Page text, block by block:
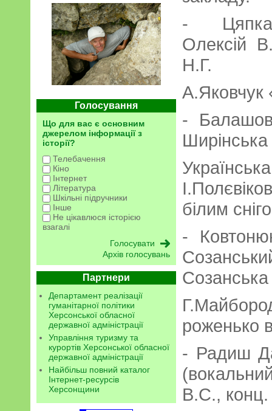
Голосування
Що для вас є основним
джерелом інформації з
історії?
Телебачення
Кіно
Інтернет
Література
Шкільні підручники
Інше
Не цікавлюся історією
взагалі
Архів голосувань
Партнери
Департамент реалізації
гуманітарної політики
Херсонської обласної
державної адміністрації
Управління туризму та
курортів Херсонської обласної
державної адміністрації
Найбільш повний каталог
Інтернет-ресурсів
Херсонщини
- Цяпка
Олексій
Н.Г.
А.Яковчук
-
білим
-
роженько
- Радиш
В.С.,